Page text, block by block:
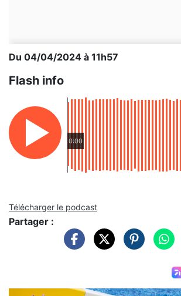
Du 04/04/2024 à 11h57
Flash info
0:00
Télécharger le podcast
Partager :